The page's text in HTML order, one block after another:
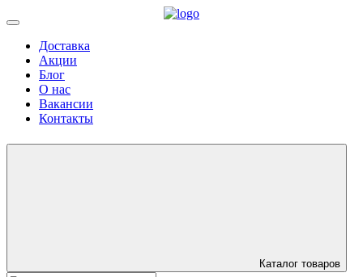
Доставка
Акции
Блог
О нас
Вакансии
Контакты
Каталог товаров